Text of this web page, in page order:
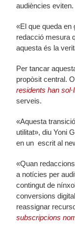
audiències eviten.
«El que queda en
redacció mesura
aquesta és la
Per tancar
propòsit central.
residents han
serveis.
«Aquesta
utilitat», diu Yoni
en un escrit al
«Quan
a notícies per
contingut de
conversions
reassignar
subscripcions